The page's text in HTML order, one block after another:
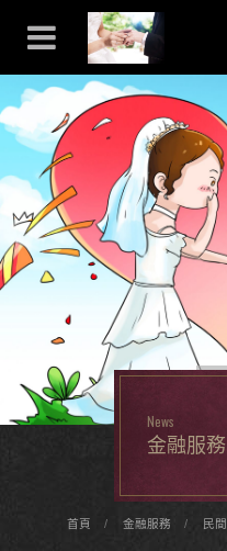
News
金融服務
首頁 金融服務 民